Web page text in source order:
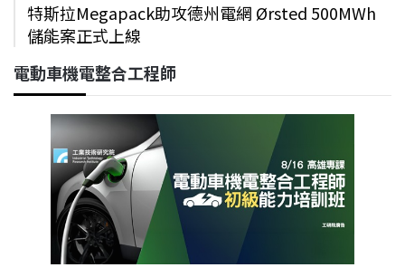
特斯拉Megapack助攻德州電網 Ørsted 500MWh
儲能案正式上線
電動車機電整合工程師